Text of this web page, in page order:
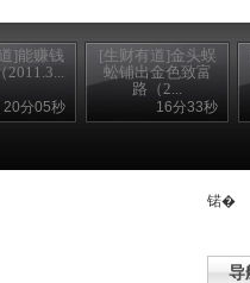
]能赚钱
2011.3...
20分05秒
[生财有道]金头蜈
蚣铺出金色致富
路（2...
16分33秒
锘�
导